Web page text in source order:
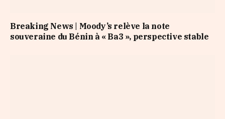
Breaking News | Moody’s relève la note
souveraine du Bénin à « Ba3 », perspective stable